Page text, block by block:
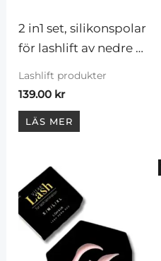
2 in1 set, silikonspolar
för lashlift av nedre
för övre fransar
Lashlift produkter
139.00 kr
LÄS MER